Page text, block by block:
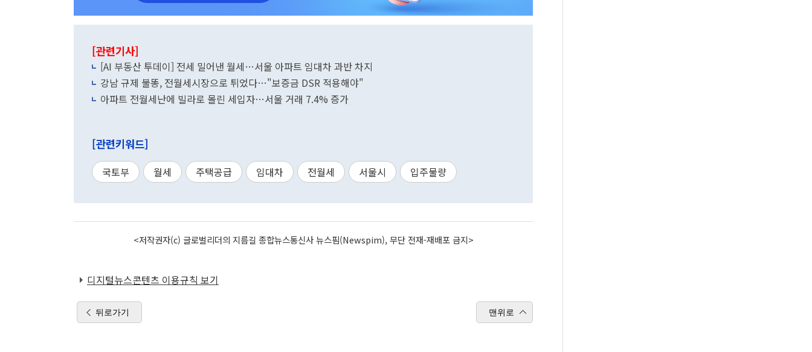
[관련기사]
[AI 부동산 투데이] 전세 밀어낸 월세…서울 아파트 임대차 과반 차지
강남 규제 불똥, 전월세시장으로 튀었다…"보증금 DSR 적용해야"
아파트 전월세난에 빌라로 몰린 세입자…서울 거래 7.4% 증가
[관련키워드]
국토부 월세 주택공급 임대차 전월세 서울시 입주물량
<저작권자(c) 글로벌리더의 지름길 종합뉴스통신사 뉴스핌(Newspim), 무단 전재-재배포 금지>
디지털뉴스콘텐츠 이용규칙 보기
뒤로가기 맨위로